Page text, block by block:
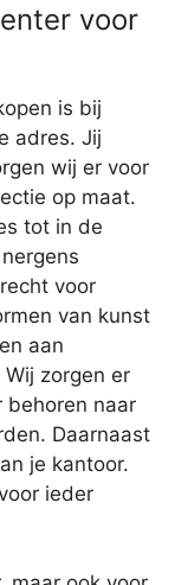
voor
is bij
adres. Jij
wij er voor
op maat.
tot in de
voor
van kunst
aan
zorgen er
behoren naar
Daarnaast
je kantoor.
ieder